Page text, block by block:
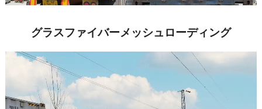
グラスファイバーメッシュローディング